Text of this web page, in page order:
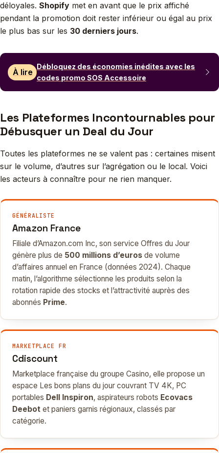
déloyales. Shopify met en avant que le prix affiché
pendant la promotion doit rester inférieur ou égal au prix
le plus bas sur les 30 derniers jours.
À lire
Débloquez des économies inédites avec les
codes promo SOS Accessoire
Les Plateformes Incontournables pour
Débusquer un Deal du Jour
Toutes les plateformes ne se valent pas : certaines misent
sur le volume, d’autres sur l’agrégation ou le local. Voici
les acteurs à connaître pour ne rien manquer.
GÉNÉRALISTE
Amazon France
Filiale d’Amazon.com Inc, son service Offres du Jour
génère plus de 500 millions d’euros de volume
d’affaires annuel en France (données 2024). Chaque
matin, l’algorithme sélectionne les produits selon la
rotation rapide des stocks et l’attractivité auprès des
abonnés Prime.
MARKETPLACE FR
Cdiscount
Marketplace française du groupe Casino, elle propose un
espace Les bons plans du jour couvrant TV 4K, PC
portables Dell Inspiron, aspirateurs robots Ecovacs
Deebot et paniers garnis régionaux, classés par
catégorie.